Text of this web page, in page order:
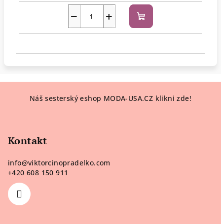
+
− Do
košíku
Náš sesterský eshop MODA-USA.CZ klikni zde!
Kontakt
info@viktorcinopradelko.com
+420 608 150 911